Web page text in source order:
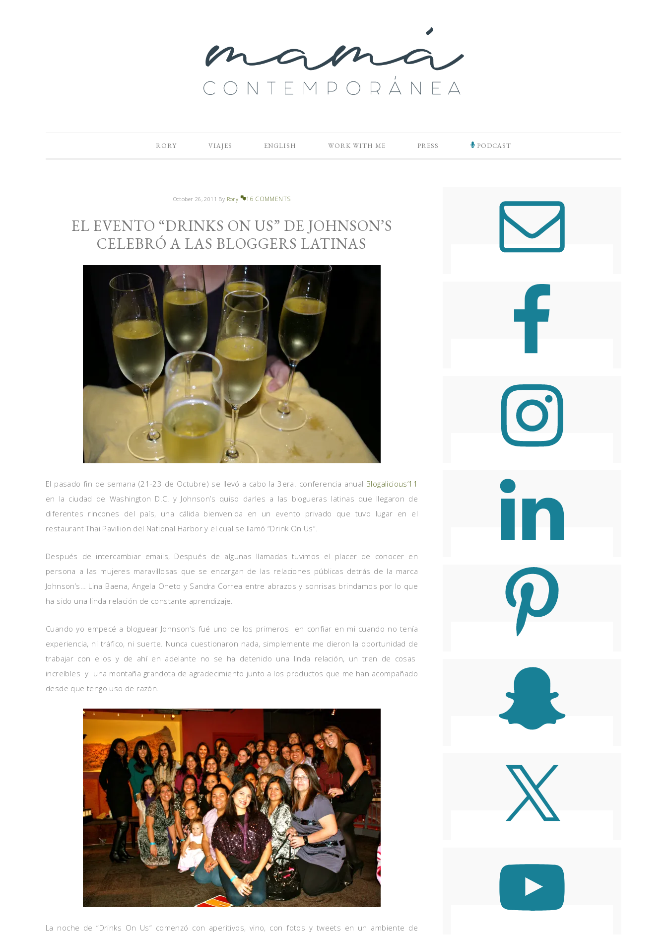
RORY VIAJES ENGLISH WORK WITH ME PRESS PODCAST
October 26, 2011 By Rory 16 COMMENTS
EL EVENTO “DRINKS ON US” DE JOHNSON’S
CELEBRÓ A LAS BLOGGERS LATINAS
El pasado fin de semana (21-23 de Octubre) se llevó a cabo la 3era. conferencia anual Blogalicious’11
en la ciudad de Washington D.C. y Johnson’s quiso darles a las blogueras latinas que llegaron de
diferentes rincones del país, una cálida bienvenida en un evento privado que tuvo lugar en el
restaurant Thai Pavillion del National Harbor y el cual se llamó “Drink On Us”.
Después de intercambiar emails, Después de algunas llamadas tuvimos el placer de conocer en
persona a las mujeres maravillosas que se encargan de las relaciones públicas detrás de la marca
Johnson’s… Lina Baena, Angela Oneto y Sandra Correa entre abrazos y sonrisas brindamos por lo que
ha sido una linda relación de constante aprendizaje.
Cuando yo empecé a bloguear Johnson’s fué uno de los primeros en confiar en mi cuando no tenía
experiencia, ni tráfico, ni suerte. Nunca cuestionaron nada, simplemente me dieron la oportunidad de
trabajar con ellos y de ahí en adelante no se ha detenido una linda relación, un tren de cosas
increíbles y una montaña grandota de agradecimiento junto a los productos que me han acompañado
desde que tengo uso de razón.
La noche de “Drinks On Us” comenzó con aperitivos, vino, con fotos y tweets en un ambiente de